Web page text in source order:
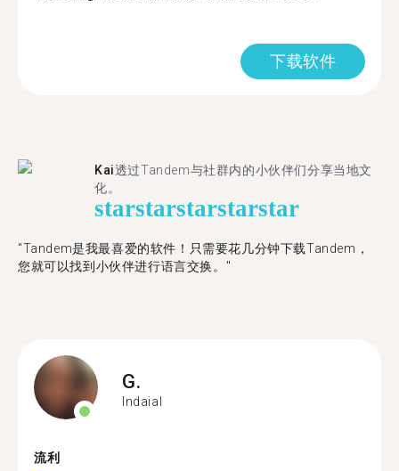
下载软件
Kai透过Tandem与社群内的小伙伴们分享当地文
化。
starstarstarstarstar
"Tandem是我最喜爱的软件！只需要花几分钟下载Tandem，
您就可以找到小伙伴进行语言交换。"
G.
Indaial
流利